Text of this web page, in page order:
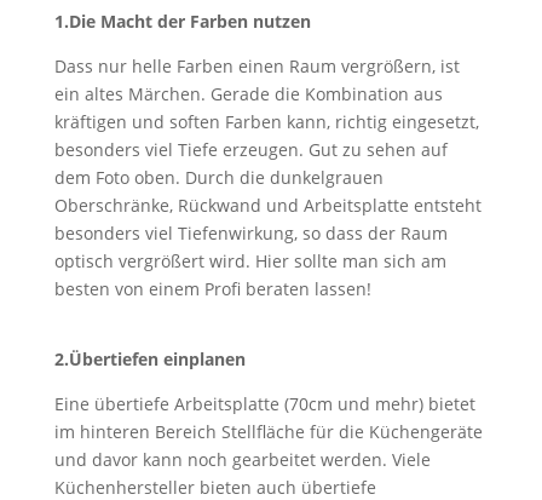
1.Die Macht der Farben nutzen
Dass nur helle Farben einen Raum vergrößern, ist
ein altes Märchen. Gerade die Kombination aus
kräftigen und soften Farben kann, richtig eingesetzt,
besonders viel Tiefe erzeugen. Gut zu sehen auf
dem Foto oben. Durch die dunkelgrauen
Oberschränke, Rückwand und Arbeitsplatte entsteht
besonders viel Tiefenwirkung, so dass der Raum
optisch vergrößert wird. Hier sollte man sich am
besten von einem Profi beraten lassen!
2.Übertiefen einplanen
Eine übertiefe Arbeitsplatte (70cm und mehr) bietet
im hinteren Bereich Stellfläche für die Küchengeräte
und davor kann noch gearbeitet werden. Viele
Küchenhersteller bieten auch übertiefe